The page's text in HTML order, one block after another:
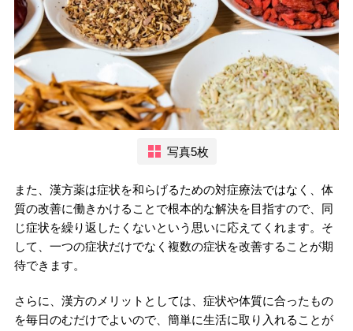
写真5枚
また、漢方薬は症状を和らげるための対症療法ではなく、体
質の改善に働きかけることで根本的な解決を目指すので、同
じ症状を繰り返したくないという思いに応えてくれます。そ
して、一つの症状だけでなく複数の症状を改善することが期
待できます。
さらに、漢方のメリットとしては、症状や体質に合ったもの
を毎日のむだけでよいので、簡単に生活に取り入れることが